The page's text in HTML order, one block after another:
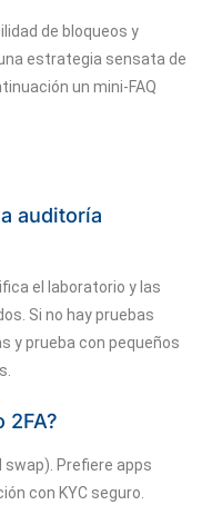
de bloqueos y
estrategia sensata de
un mini-FAQ
auditoría
el laboratorio y las
Si no hay pruebas
y prueba con pequeños
2FA?
swap). Prefiere apps
con KYC seguro.